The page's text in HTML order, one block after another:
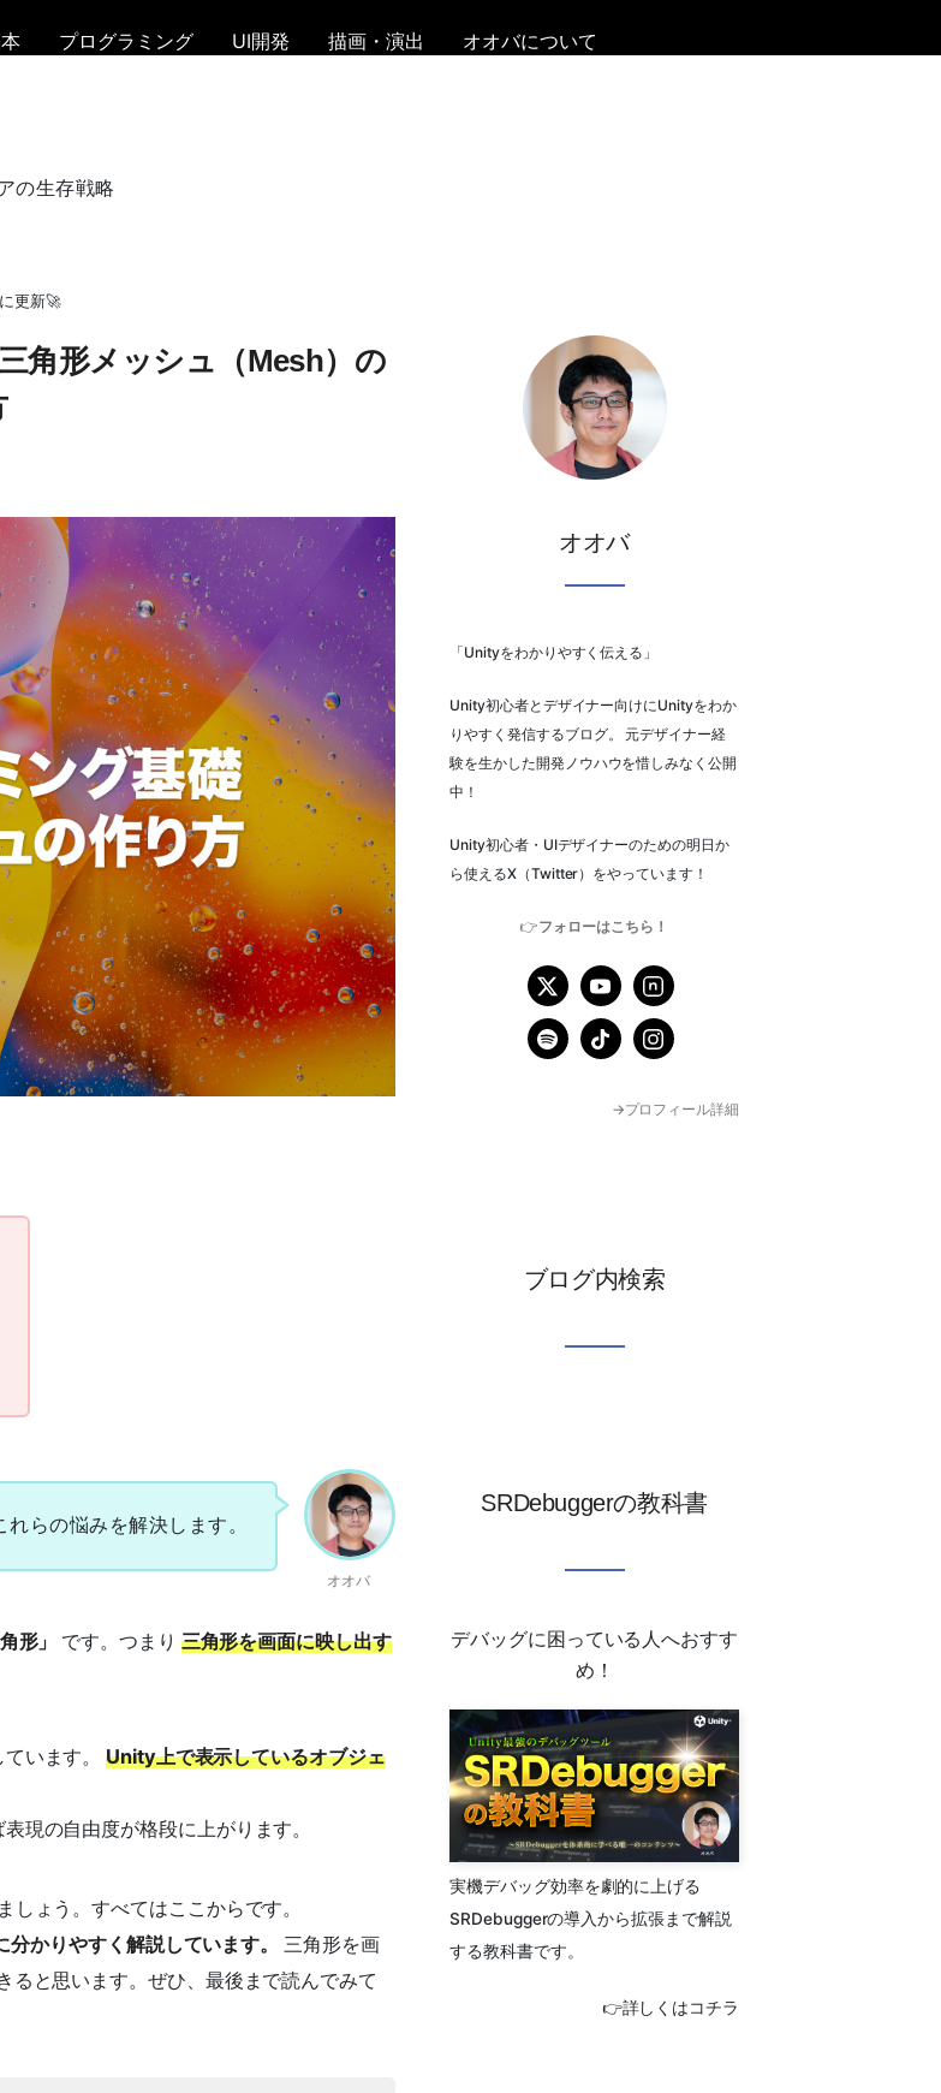
プログラミング UI開発 描画・演出 オオバについて
の生存戦略
更新🚀
角形メッシュ（Mesh）の
オオバ
れらの悩みを解決します。
形」 です。つまり 三角形を画面に映し出す
ています。Unity上で表示しているオブジェ
現の自由度が格段に上がります。
ょう。すべてはここからです。
かりやすく解説しています。
三角形を画
と思います。ぜひ、最後まで読んでみて
オオバ
「Unityをわかりやすく伝える」
Unity初心者とデザイナー向けにUnityをわか
りやすく発信するブログ。 元デザイナー経
験を生かした開発ノウハウを惜しみなく公開
中！
Unity初心者・UIデザイナーのための明日か
ら使えるX（Twitter）をやっています！
👉フォローはこちら！
→プロフィール詳細
ブログ内検索
SRDebuggerの教科書
デバッグに困っている人へおすす
め！
実機デバッグ効率を劇的に上げる
SRDebuggerの導入から拡張まで解説
する教科書です。
👉詳しくはコチラ